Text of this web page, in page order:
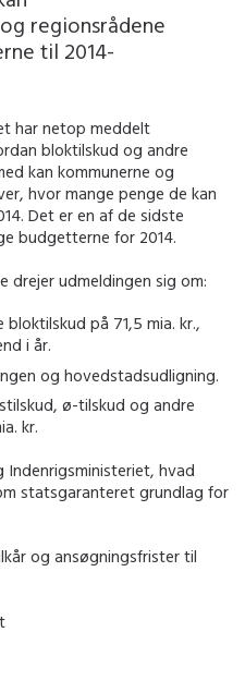
regionsrådene
til 2014-
har netop meddelt
bloktilskud og andre
kan kommunerne og
hvor mange penge de kan
Det er en af de sidste
budgetterne for 2014.
drejer udmeldingen sig om:
på 71,5 mia. kr.,
i år.
og hovedstadsudligning.
ø-tilskud og andre
kr.
hvad
statsgaranteret grundlag for
og ansøgningsfrister til